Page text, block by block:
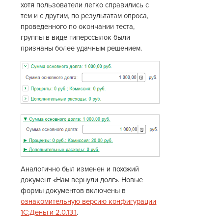
хотя пользователи легко справились с
тем и с другим, по результатам опроса,
проведенного по окончании теста,
группы в виде гиперссылок были
признаны более удачным решением.
Аналогично был изменен и похожий
документ «Нам вернули долг». Новые
формы документов включены в
ознакомительную версию конфигурации
1С:Деньги 2.0.13.1.